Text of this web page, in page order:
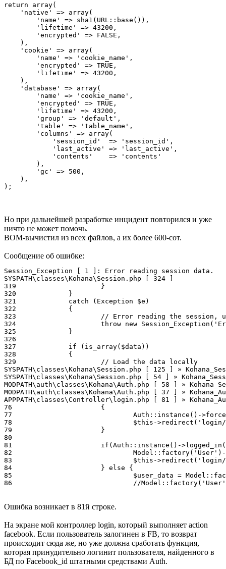
return array(
    'native' => array(
        'name' => sha1(URL::base()),
        'lifetime' => 43200,
        'encrypted' => FALSE,
    ),
    'cookie' => array(
        'name' => 'cookie_name',
        'encrypted' => TRUE,
        'lifetime' => 43200,
    ),
    'database' => array(
        'name' => 'cookie_name',
        'encrypted' => TRUE,
        'lifetime' => 43200,
        'group' => 'default',
        'table' => 'table_name',
        'columns' => array(
            'session_id'  => 'session_id',
            'last_active' => 'last_active',
            'contents'    => 'contents'
        ),
        'gc' => 500,
    ),
);
Но при дальнейшей разработке инцидент повторился и уже
ничто не может помочь.
BOM-вычистил из всех файлов, а их более 600-сот.
Сообщение об ошибке:
Session_Exception [ 1 ]: Error reading session data.
SYSPATH\classes\Kohana\Session.php [ 324 ]
319 			}
320 		}
321 		catch (Exception $e)
322 		{
323 			// Error reading the session, usually a corrupt session.
324 			throw new Session_Exception('Error reading session data.', NULL, Session_Exception::SESSION_CORRUPT);
325 		}
326
327 		if (is_array($data))
328 		{
329 			// Load the data locally
SYSPATH\classes\Kohana\Session.php [ 125 ] »
SYSPATH\classes\Kohana\Session.php [ 54 ] »
MODPATH\auth\classes\Kohana\Auth.php [ 58 ] »
MODPATH\auth\classes\Kohana\Auth.php [ 37 ] »
APPPATH\classes\Controller\login.php [ 81 ] »
76 			{
77 				Auth::instance()->force_login($user);
78 				$this->redirect('login/login');
79 			}
80
81 			if(Auth::instance()->logged_in()) {
82 				Model::factory('User')->link_user_facebook_id($fb_id);
83 				$this->redirect('login/login');
84 			} else {
85 				$user_data = Model::factory('Facebook')->parse_fb_info($fb->api('/me'));
86 				//
Ошибка возникает в 81й строке.
На экране мой контроллер login, который выполняет action
facebook. Если пользователь залогинен в FB, то возврат
происходит сюда же, но уже должна сработать функция,
которая принудительно логинит пользователя, найденного в
БД по Facebook_id штатными средствами Auth.